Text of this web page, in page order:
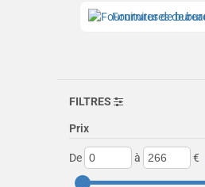
Fournitures de
FILTRES
Prix
De à €